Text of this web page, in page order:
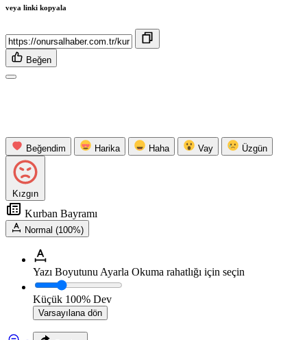
veya linki kopyala
Beğen
Beğendim Harika Haha Vay Üzgün
Kızgın
Kurban Bayramı
Normal (100%)
Yazı Boyutunu Ayarla Okuma rahatlığı için seçin
Küçük 100% Dev
Varsayılana dön